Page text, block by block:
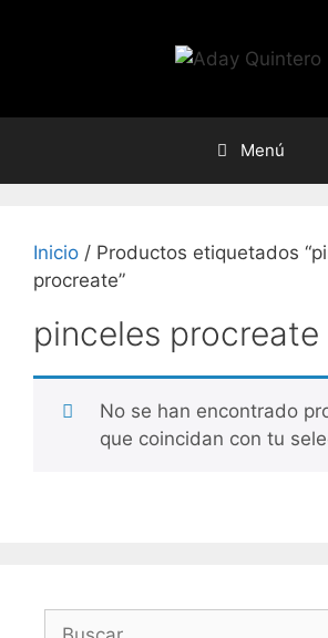
Menú
Inicio / Productos etiquetados
procreate”
pinceles procreate
No se han encontrado
que coincidan con tu